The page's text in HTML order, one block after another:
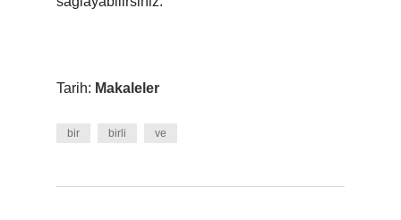
Tarih: Makaleler
bir birli ve